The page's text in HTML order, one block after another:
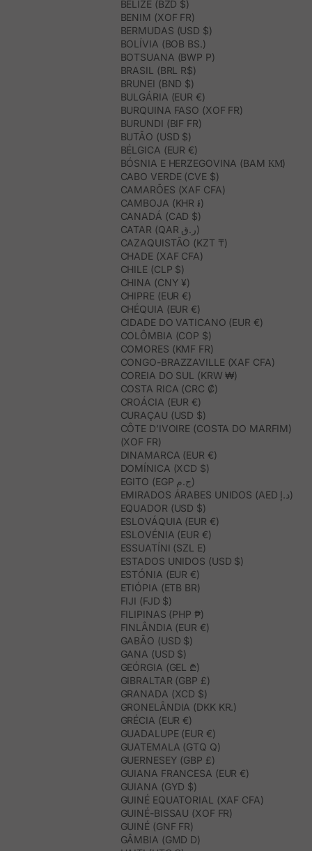
BELIZE (BZD $)
BENIM (XOF FR)
BERMUDAS (USD $)
BOLÍVIA (BOB BS.)
BOTSUANA (BWP P)
BRASIL (BRL R$)
BRUNEI (BND $)
BULGÁRIA (EUR €)
BURQUINA FASO (XOF FR)
BURUNDI (BIF FR)
BUTÃO (USD $)
BÉLGICA (EUR €)
BÓSNIA E HERZEGOVINA (BAM КМ)
CABO VERDE (CVE $)
CAMARÕES (XAF CFA)
CAMBOJA (KHR ៛)
CANADÁ (CAD $)
CATAR (QAR ر.ق)
CAZAQUISTÃO (KZT ₸)
CHADE (XAF CFA)
CHILE (CLP $)
CHINA (CNY ¥)
CHIPRE (EUR €)
CHÉQUIA (EUR €)
CIDADE DO VATICANO (EUR €)
COLÔMBIA (COP $)
COMORES (KMF FR)
CONGO-BRAZZAVILLE (XAF CFA)
COREIA DO SUL (KRW ₩)
COSTA RICA (CRC ₡)
CROÁCIA (EUR €)
CURAÇAU (USD $)
CÔTE D’IVOIRE (COSTA DO MARFIM)
(XOF FR)
DINAMARCA (EUR €)
DOMÍNICA (XCD $)
EGITO (EGP ج.م)
EMIRADOS ÁRABES UNIDOS (AED د.إ)
EQUADOR (USD $)
ESLOVÁQUIA (EUR €)
ESLOVÉNIA (EUR €)
ESSUATÍNI (SZL E)
ESTADOS UNIDOS (USD $)
ESTÓNIA (EUR €)
ETIÓPIA (ETB BR)
FIJI (FJD $)
FILIPINAS (PHP ₱)
FINLÂNDIA (EUR €)
GABÃO (USD $)
GANA (USD $)
GEÓRGIA (GEL ₾)
GIBRALTAR (GBP £)
GRANADA (XCD $)
GRONELÂNDIA (DKK KR.)
GRÉCIA (EUR €)
GUADALUPE (EUR €)
GUATEMALA (GTQ Q)
GUERNESEY (GBP £)
GUIANA FRANCESA (EUR €)
GUIANA (GYD $)
GUINÉ EQUATORIAL (XAF CFA)
GUINÉ-BISSAU (XOF FR)
GUINÉ (GNF FR)
GÂMBIA (GMD D)